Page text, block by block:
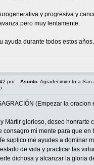
y progresiva y
pero muy lentamente.
ayuda durante todos estos años.
pm Asunto: Agradecimiento a
(Empezar la oracion
Mártir glorioso, deseo
consagro mi mente para que
suplico me ayudes a dominar
de vida y practicar las
dichosa y alcanzar la gloria